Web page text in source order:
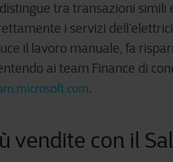
tra transazioni simili
i servizi
il lavoro manuale, fa
ai team Finance di
.
vendite con il